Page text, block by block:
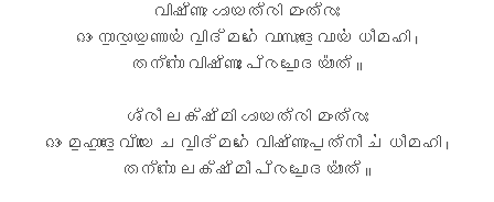
വിഷ്ണു ഗായത്രി മംത്രഃ
ഓം നാ॒രാ॒യ॒ണായ॑ വി॒ദ്മഹേ॑ വാസുദേ॒വായ॑ ധീമഹി ।
തന്നോ॑ വിഷ്ണുഃ പ്രചോ॒ദയാ᳚ത് ॥
ശ്രീ ലക്ഷ്മി ഗായത്രി മംത്രഃ
ഓം മ॒ഹാ॒ദേ॒വ്യൈ ച വി॒ദ്മഹേ॑ വിഷ്ണുപ॒ത്നീ ച॑ ധീമഹി ।
തന്നോ॑ ലക്ഷ്മീ പ്രചോ॒ദയാ᳚ത് ॥